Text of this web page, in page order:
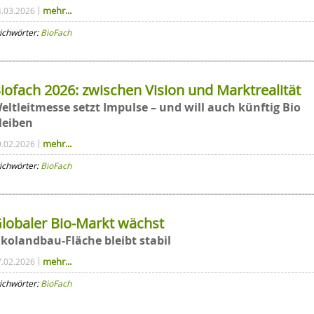
mehr...
BioFach
2026: zwischen Vision und Marktrealität
setzt Impulse – und will auch künftig Bio
mehr...
BioFach
Bio-Markt wächst
Fläche bleibt stabil
mehr...
BioFach